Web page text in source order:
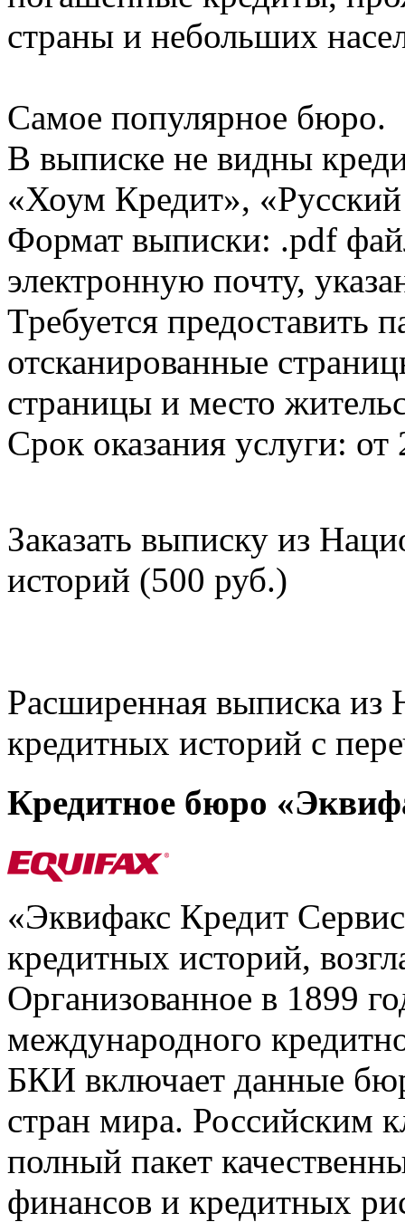
страны и небольших
Самое популярное бюро.
В выписке не видны
«Хоум Кредит»,
Формат выписки: .pdf
электронную почту,
Требуется предоставить
отсканированные
страницы и место
Срок оказания услуги: от
Заказать выписку из
историй (500 руб.)
Расширенная выписка из
кредитных историй с
Кредитное бюро
«Эквифакс Кредит
кредитных историй,
Организованное в 1899
международного
БКИ включает данные
стран мира. Российским
полный пакет
финансов и кредитных